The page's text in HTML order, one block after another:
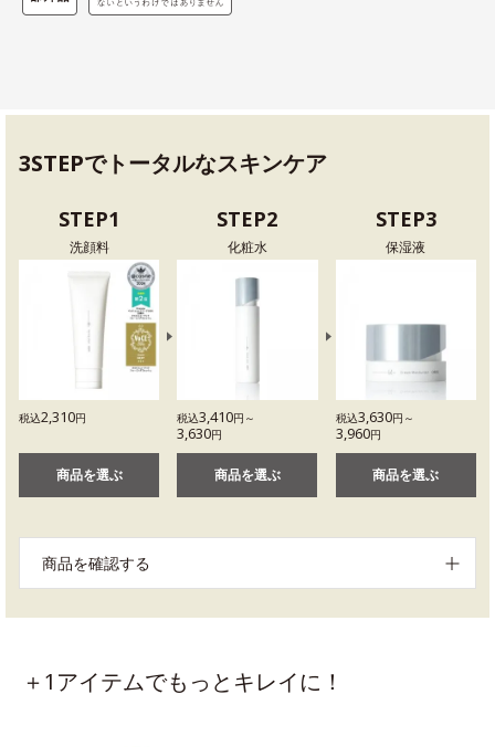
3STEPでトータルなスキンケア
STEP1
洗顔料
税込2,310円
商品を選ぶ
STEP2
化粧水
税込3,410円～
3,630円
商品を選ぶ
STEP3
保湿液
税込3,630円～
3,960円
商品を選ぶ
商品を確認する
＋1アイテムでもっとキレイに！